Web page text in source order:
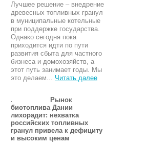
Лучшее решение – внедрение
древесных топливных гранул
в муниципальные котельные
при поддержке государства.
Однако сегодня пока
приходится идти по пути
развития сбыта для частного
бизнеса и домохозяйств, а
этот путь занимает годы. Мы
это делаем... Читать далее
Рынок
биотоплива Дании
лихорадит: нехватка
российских топливных
гранул привела к дефициту
и высоким ценам